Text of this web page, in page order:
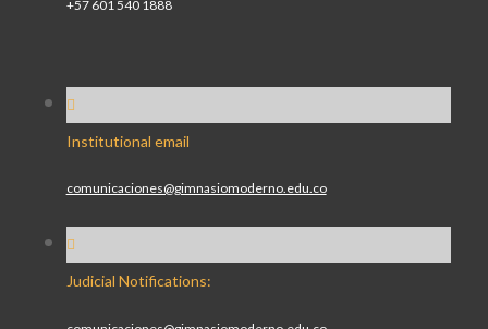
+57 601 540 1888
Institutional email
comunicaciones@gimnasiomoderno.edu.co
Judicial Notifications: